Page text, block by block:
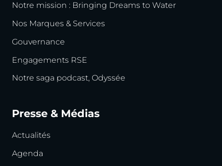
Notre mission : Bringing Dreams to Water
Nos Marques & Services
Gouvernance
Engagements RSE
Notre saga podcast, Odyssée
Presse & Médias
Actualités
Agenda